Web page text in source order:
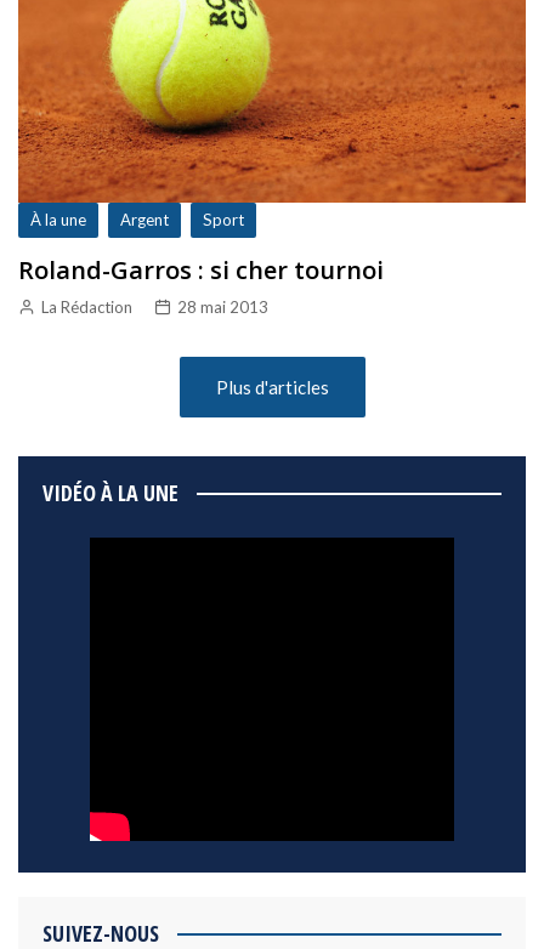
À la une Argent Sport
Roland-Garros : si cher tournoi
La Rédaction 28 mai 2013
Plus d'articles
VIDÉO À LA UNE
SUIVEZ-NOUS